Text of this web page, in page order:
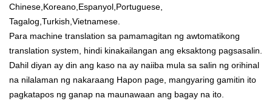
Chinese,Koreano,Espanyol,Portuguese,
Tagalog,Turkish,Vietnamese.
Para machine translation sa pamamagitan ng awtomatikong
translation system, hindi kinakailangan ang eksaktong pagsasalin.
Dahil diyan ay din ang kaso na ay naiiba mula sa salin ng orihinal
na nilalaman ng nakaraang Hapon page, mangyaring gamitin ito
pagkatapos ng ganap na maunawaan ang bagay na ito.